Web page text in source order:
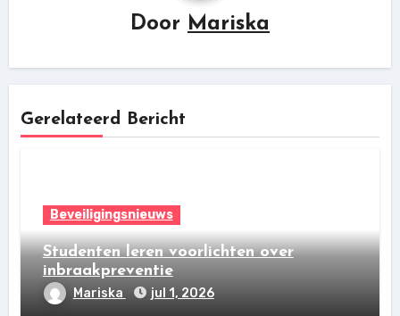
Door Mariska
Gerelateerd Bericht
Beveiligingsnieuws
Studenten leren voorlichten over
inbraakpreventie
Mariska jul 1, 2026